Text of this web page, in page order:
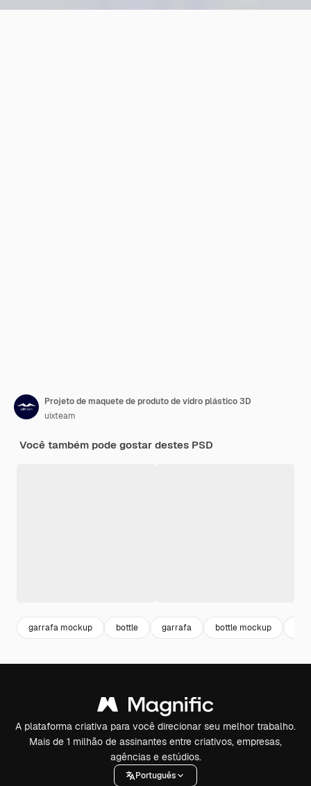
Projeto de maquete de produto de vidro plástico 3D
uixteam
Você também pode gostar destes PSD
garrafa mockup bottle garrafa bottle mockup
A plataforma criativa para você direcionar seu melhor trabalho.
Mais de 1 milhão de assinantes entre criativos, empresas,
agências e estúdios.
Português